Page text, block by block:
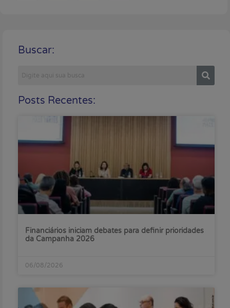
Buscar:
Posts Recentes:
Financiários iniciam debates para definir prioridades
da Campanha 2026
06/08/2026